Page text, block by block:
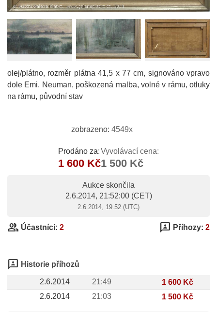
olej/plátno, rozměr plátna 41,5 x 77 cm, signováno vpravo
dole Emi. Neuman, poškozená malba, volné v rámu, otluky
na rámu, původní stav
zobrazeno: 4549x
Prodáno za:
1 600 Kč
Vyvolávací cena:
1 500 Kč
Aukce skončila
2.6.2014, 21:52:00(CET)
2.6.2014, 19:52 (UTC)
group Účastníci: 2 3p Příhozy: 2
3p Historie příhozů
2.6.2014 21:49
1 600 Kč
2.6.2014
21:03 1 500 Kč